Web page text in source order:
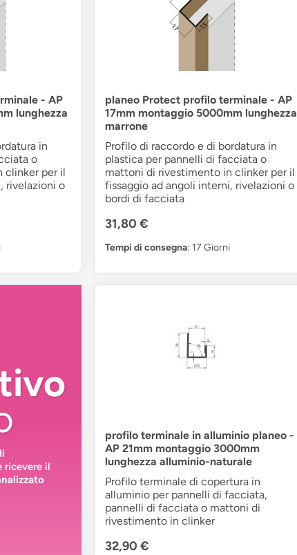
- AP
lunghezza
in
o
clinker per il
rivelazioni o
planeo Protect profilo terminale - AP
17mm montaggio 5000mm lunghezza
marrone
Profilo di raccordo e di bordatura in
plastica per pannelli di facciata o
mattoni di rivestimento in clinker per il
fissaggio ad angoli interni, rivelazioni o
bordi di facciata
31,80 €
Tempi di consegna: 17 Giorni
ricevere il
profilo terminale in alluminio planeo -
AP 21mm montaggio 3000mm
lunghezza alluminio-naturale
Profilo terminale di copertura in
alluminio per pannelli di facciata,
pannelli di facciata o mattoni di
rivestimento in clinker
32,90 €